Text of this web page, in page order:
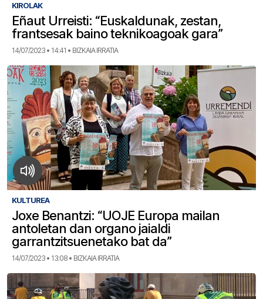
KIROLAK
Eñaut Urreisti: “Euskaldunak, zestan,
frantsesak baino teknikoagoak gara”
14/07/2023 • 14:41 • BIZKAIA IRRATIA
KULTUREA
Joxe Benantzi: “UOJE Europa mailan
antoletan dan organo jaialdi
garrantzitsuenetako bat da”
14/07/2023 • 13:08 • BIZKAIA IRRATIA